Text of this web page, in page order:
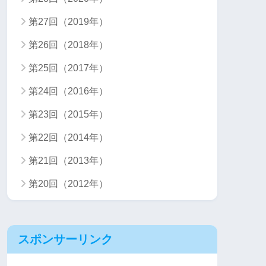
第27回（2019年）
第26回（2018年）
第25回（2017年）
第24回（2016年）
第23回（2015年）
第22回（2014年）
第21回（2013年）
第20回（2012年）
スポンサーリンク